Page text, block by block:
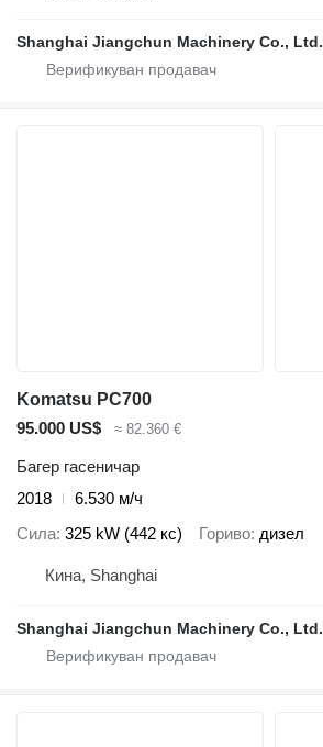
Shanghai Jiangchun Machinery Co., Ltd.
Komatsu PC700
95.000 US$
≈ 82.360 €
Багер гасеничар
2018
6.530 м/ч
Сила 325 kW (442 кс) Гориво дизел
Кина, Shanghai
Shanghai Jiangchun Machinery Co., Ltd.